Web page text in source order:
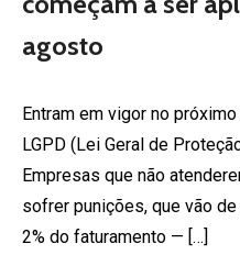
agosto
Entram em vigor no
LGPD (Lei Geral de
Empresas que não
sofrer punições, que vão
2% do faturamento — […]